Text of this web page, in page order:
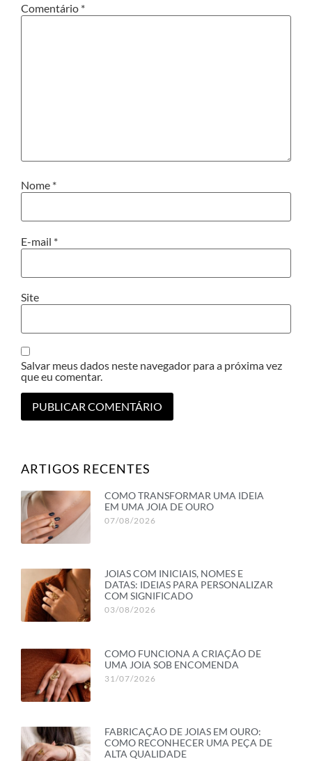
Comentário *
Nome *
E-mail *
Site
Salvar meus dados neste navegador para a próxima vez
que eu comentar.
ARTIGOS RECENTES
COMO TRANSFORMAR UMA IDEIA
EM UMA JOIA DE OURO
07/08/2026
JOIAS COM INICIAIS, NOMES E
DATAS: IDEIAS PARA PERSONALIZAR
COM SIGNIFICADO
03/08/2026
COMO FUNCIONA A CRIAÇÃO DE
UMA JOIA SOB ENCOMENDA
31/07/2026
FABRICAÇÃO DE JOIAS EM OURO:
COMO RECONHECER UMA PEÇA DE
ALTA QUALIDADE